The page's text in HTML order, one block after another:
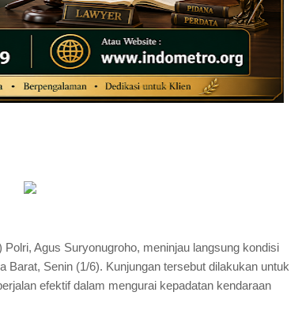
Agus Suryonugroho, meninjau langsung kondisi
Barat, Senin (1/6). Kunjungan tersebut dilakukan untuk
efektif dalam mengurai kepadatan kendaraan